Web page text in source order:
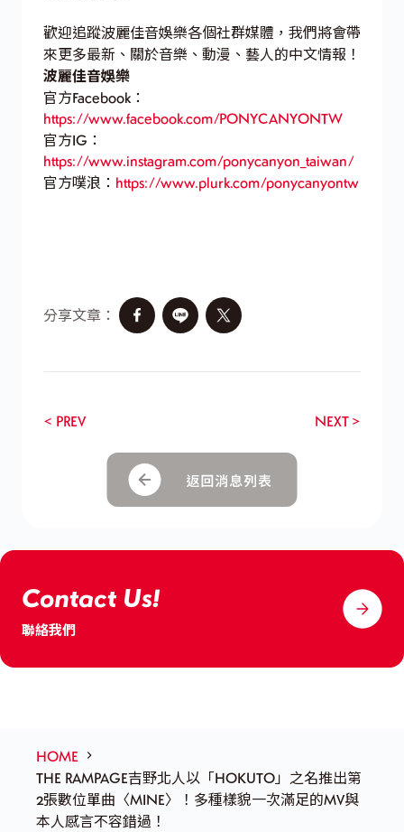
歡迎追蹤波麗佳音娛樂各個社群媒體，我們將會帶
來更多最新、關於音樂、動漫、藝人的中文情報！
波麗佳音娛樂
官方Facebook：
https://www.facebook.com/PONYCANYONTW
官方IG：
https://www.instagram.com/ponycanyon_taiwan/
官方噗浪： https://www.plurk.com/ponycanyontw
分享文章：
< PREV NEXT >
Contact Us!
聯絡我們
HOME
THE RAMPAGE吉野北人以「HOKUTO」之名推出第
2張數位單曲〈MINE〉！多種樣貌一次滿足的MV與
本人感言不容錯過！